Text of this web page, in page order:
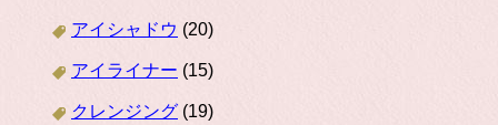
アイシャドウ (20)
アイライナー (15)
クレンジング (19)